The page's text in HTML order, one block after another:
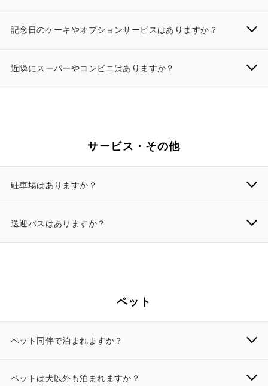
記念日のケーキやオプションサービスはありますか？
近隣にスーパーやコンビニはありますか？
サービス・その他
駐車場はありますか？
送迎バスはありますか？
ペット
ペット同伴で泊まれますか？
ペットは犬以外も泊まれますか？